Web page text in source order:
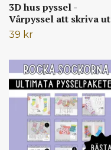
3D hus pyssel -
Vårpyssel att skriva ut
39 kr